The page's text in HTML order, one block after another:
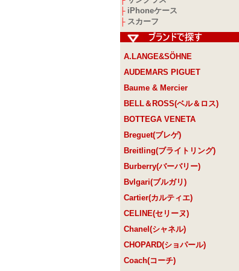
├ iPhoneケース
├ スカーフ
A.LANGE&SÖHNE
AUDEMARS PIGUET
Baume & Mercier
BELL＆ROSS(ベル＆ロス)
BOTTEGA VENETA
Breguet(ブレゲ)
Breitling(ブライトリング)
Burberry(バーバリー)
Bvlgari(ブルガリ)
Cartier(カルティエ)
CELINE(セリーヌ)
Chanel(シャネル)
CHOPARD(ショパール)
Coach(コーチ)